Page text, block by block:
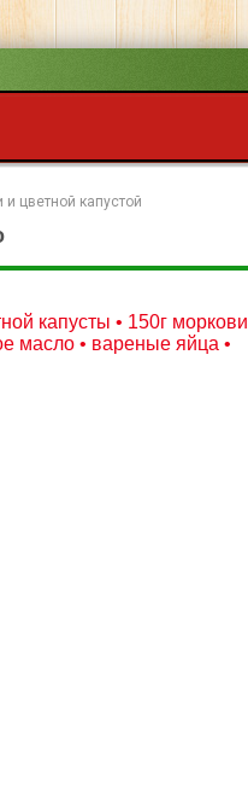
цветной капустой
капусты • 150г моркови
масло • вареные яйца •